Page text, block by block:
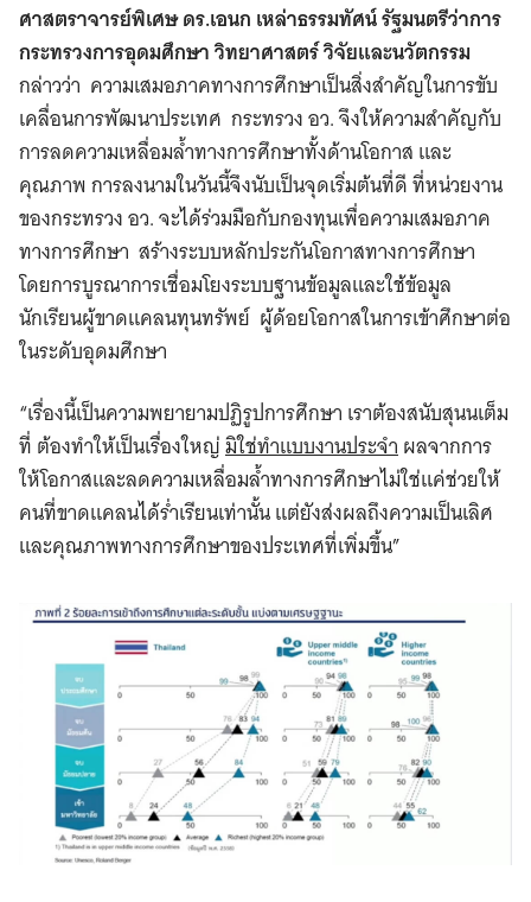
ศาสตราจารย์พิเศษ ดร.เอนก เหล่าธรรมทัศน์ รัฐมนตรีว่าการ
กระทรวงการอุดมศึกษา วิทยาศาสตร์ วิจัยและนวัตกรรม
กล่าวว่า ความเสมอภาคทางการศึกษาเป็นสิ่งสำคัญในการขับ
เคลื่อนการพัฒนาประเทศ กระทรวง อว. จึงให้ความสำคัญกับ
การลดความเหลื่อมล้ำทางการศึกษาทั้งด้านโอกาส และ
คุณภาพ การลงนามในวันนี้จึงนับเป็นจุดเริ่มต้นที่ดี ที่หน่วยงาน
ของกระทรวง อว. จะได้ร่วมมือกับกองทุนเพื่อความเสมอภาค
ทางการศึกษา สร้างระบบหลักประกันโอกาสทางการศึกษา
โดยการบูรณาการเชื่อมโยงระบบฐานข้อมูลและใช้ข้อมูล
นักเรียนผู้ขาดแคลนทุนทรัพย์ ผู้ด้อยโอกาสในการเข้าศึกษาต่อ
ในระดับอุดมศึกษา
“เรื่องนี้เป็นความพยายามปฏิรูปการศึกษา เราต้องสนับสุนนเต็ม
ที่ ต้องทำให้เป็นเรื่องใหญ่มิใช่ทำแบบงานประจำผลจากการ
ให้โอกาสและลดความเหลื่อมล้ำทางการศึกษาไม่ใช่แค่ช่วยให้
คนที่ขาดแคลนได้ร่ำเรียนเท่านั้น แต่ยังส่งผลถึงความเป็นเลิศ
และคุณภาพทางการศึกษาของประเทศที่เพิ่มขึ้น”